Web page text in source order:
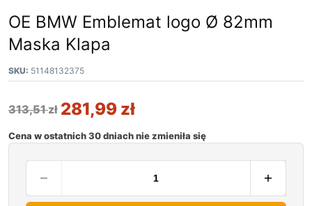
OE BMW Emblemat logo Ø 82mm
Maska Klapa
SKU: 51148132375
313,51zł 281,99 zł
Cena w ostatnich 30 dniach nie zmieniła się